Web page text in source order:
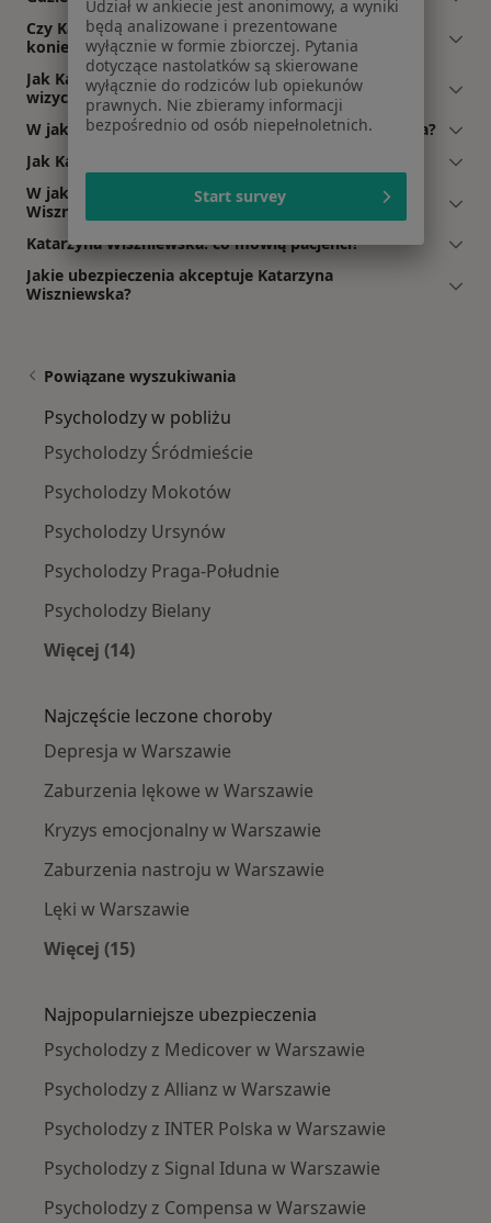
Czy Katarzyna Wiszniewska przyjmuje online, bez
konieczności pojawiania się w placówce?
Jak Katarzyna Wiszniewska akceptuje płatności po
wizycie?
W jakich językach konsultuje Katarzyna Wiszniewska?
Jak Katarzyna Wiszniewska umawia wizyty?
W jakich godzinach przyjmuje Katarzyna
Wiszniewska?
Katarzyna Wiszniewska: co mówią pacjenci?
Jakie ubezpieczenia akceptuje Katarzyna
Wiszniewska?
Powiązane wyszukiwania
Psycholodzy w pobliżu
Psycholodzy Śródmieście
Psycholodzy Mokotów
Psycholodzy Ursynów
Psycholodzy Praga-Południe
Psycholodzy Bielany
Więcej (14)
Najczęście leczone choroby
Depresja w Warszawie
Zaburzenia lękowe w Warszawie
Kryzys emocjonalny w Warszawie
Zaburzenia nastroju w Warszawie
Lęki w Warszawie
Więcej (15)
Najpopularniejsze ubezpieczenia
Psycholodzy z Medicover w Warszawie
Psycholodzy z Allianz w Warszawie
Psycholodzy z INTER Polska w Warszawie
Psycholodzy z Signal Iduna w Warszawie
Psycholodzy z Compensa w Warszawie
Udział w ankiecie jest anonimowy, a wyniki
będą analizowane i prezentowane
wyłącznie w formie zbiorczej. Pytania
dotyczące nastolatków są skierowane
wyłącznie do rodziców lub opiekunów
prawnych. Nie zbieramy informacji
bezpośrednio od osób niepełnoletnich.
Start survey